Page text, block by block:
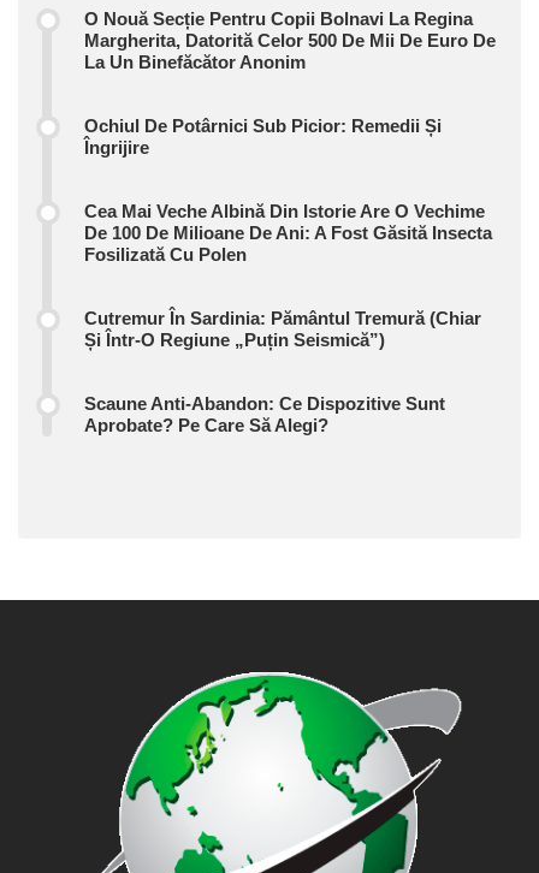
O Nouă Secție Pentru Copii Bolnavi La Regina
Margherita, Datorită Celor 500 De Mii De Euro De
La Un Binefăcător Anonim
Ochiul De Potârnici Sub Picior: Remedii Și
Îngrijire
Cea Mai Veche Albină Din Istorie Are O Vechime
De 100 De Milioane De Ani: A Fost Găsită Insecta
Fosilizată Cu Polen
Cutremur În Sardinia: Pământul Tremură (chiar
Și Într-O Regiune „puțin Seismică”)
Scaune Anti-Abandon: Ce Dispozitive Sunt
Aprobate? Pe Care Să Alegi?